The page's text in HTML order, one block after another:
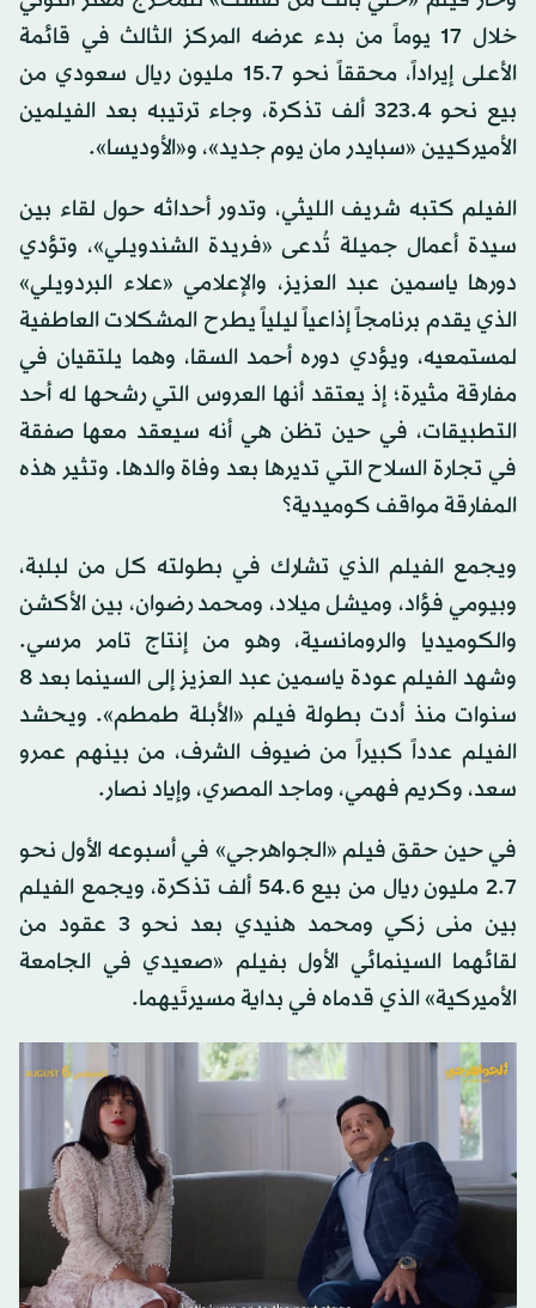
وحاز فيلم «خلّي بالك من نفسك» للمخرج معتز التوني
خلال 17 يوماً من بدء عرضه المركز الثالث في قائمة
الأعلى إيراداً، محققاً نحو 15.7 مليون ريال سعودي من
بيع نحو 323.4 ألف تذكرة، وجاء ترتيبه بعد الفيلمين
الفيلم كتبه شريف الليثي، وتدور أحداثه حول لقاء بين
سيدة أعمال جميلة تُدعى «فريدة الشندويلي»، وتؤدي
دورها ياسمين عبد العزيز، والإعلامي «علاء البردويلي»
الذي يقدم برنامجاً إذاعياً ليلياً يطرح المشكلات العاطفية
لمستمعيه، ويؤدي دوره أحمد السقا، وهما يلتقيان في
مفارقة مثيرة؛ إذ يعتقد أنها العروس التي رشحها له أحد
التطبيقات، في حين تظن هي أنه سيعقد معها صفقة
في تجارة السلاح التي تديرها بعد وفاة والدها. وتثير هذه
ويجمع الفيلم الذي تشارك في بطولته كل من لبلبة،
وبيومي فؤاد، وميشل ميلاد، ومحمد رضوان، بين الأكشن
والكوميديا والرومانسية، وهو من إنتاج تامر مرسي.
وشهد الفيلم عودة ياسمين عبد العزيز إلى السينما بعد 8
سنوات منذ أدت بطولة فيلم «الأبلة طمطم». ويحشد
الفيلم عدداً كبيراً من ضيوف الشرف، من بينهم عمرو
في حين حقق فيلم «الجواهرجي» في أسبوعه الأول نحو
2.7 مليون ريال من بيع 54.6 ألف تذكرة، ويجمع الفيلم
بين منى زكي ومحمد هنيدي بعد نحو 3 عقود من
لقائهما السينمائي الأول بفيلم «صعيدي في الجامعة
الأميركية» الذي قدماه في بداية مسيرتَيهما.